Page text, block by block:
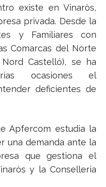
existe en Vinaròs,
privada. Desde la
y Familiares con
Comarcas del Norte
Castelló), se ha
ocasiones el
deficientes de
Apfercom estudia la
una demanda ante la
que gestiona el
y la Conselleria